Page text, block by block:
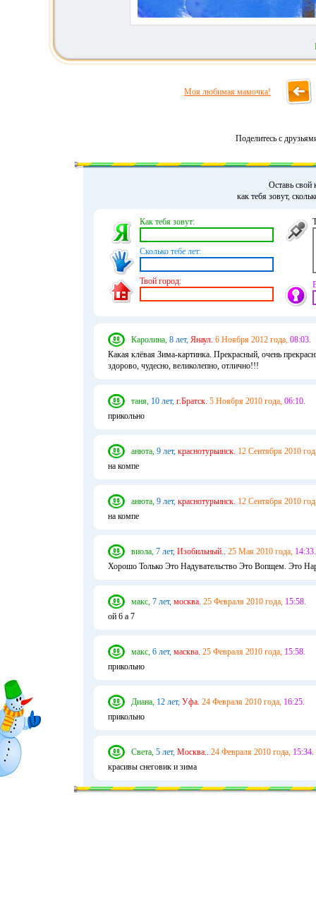
Моя любимая мамочка!
Поделитесь с
Оставь свой
как тебя зовут,
Как тебя зовут:
Сколько тебе лет:
Твой город:
Каролина, 8 лет, Янаул. 6 Ноября 2012 года, 08:03.
Какая клёвая Зима-картинка. Прекрасный, очень
здорово, чудесно, великолепно, отлично!!!
таня, 10 лет, г.Братск. 5 Ноября 2010 года, 06:10.
прикольно
анюта, 9 лет, краснотурьинск. 12 Сентября 2010
на компе
анюта, 9 лет, краснотурьинск. 12 Сентября 2010
на компе
виола, 7 лет, Изобильный.. 25 Мая 2010 года, 14:33.
Хорошо Только Это Надувательство Это Вопщем. Это
макс, 7 лет, москва. 25 Февраля 2010 года, 15:58.
ой 6 а 7
макс, 6 лет, масква. 25 Февраля 2010 года, 15:58.
прикольно
Диана, 12 лет, Уфа. 24 Февраля 2010 года, 16:25.
прикольно
Света, 5 лет, Москва.. 24 Февраля 2010 года, 15:34.
красивы снеговик и зима